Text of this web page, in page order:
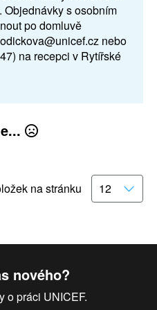
Objednávky s osobním
po domluvě
nebo
na recepci v Rytířské
na stránku
nového?
o práci UNICEF.